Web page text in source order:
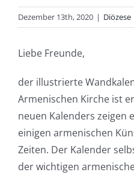
Dezember 13th, 2020 | Diözese
Liebe Freunde,
der illustrierte
Armenischen Kirche ist
neuen Kalenders zeigen
einigen armenischen
Zeiten. Der Kalender
der wichtigen